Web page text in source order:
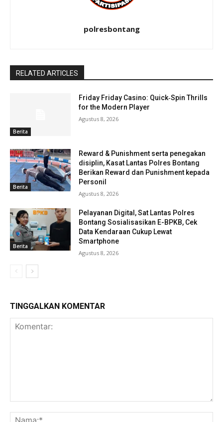
polresbontang
RELATED ARTICLES
Berita
Friday Friday Casino: Quick‑Spin Thrills
for the Modern Player
Agustus 8, 2026
Berita
Reward & Punishment serta penegakan
disiplin, Kasat Lantas Polres Bontang
Berikan Reward dan Punishment kepada
Personil
Agustus 8, 2026
Berita
Pelayanan Digital, Sat Lantas Polres
Bontang Sosialisasikan E-BPKB, Cek
Data Kendaraan Cukup Lewat
Smartphone
Agustus 8, 2026
TINGGALKAN KOMENTAR